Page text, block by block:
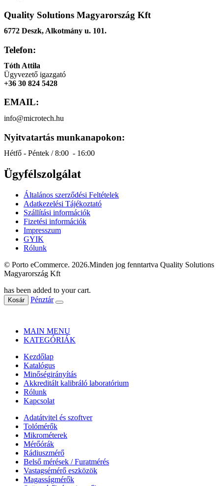
Quality Solutions Magyarország Kft
6772 Deszk, Alkotmány u. 101.
Telefon:
Tóth Attila
Ügyvezető igazgató
+36 30 824 5428
EMAIL:
info@microtech.hu
Nyitvatartás munkanapokon:
Hétfő - Péntek / 8:00 - 16:00
Ügyfélszolgálat
Általános szerződési Feltételek
Adatkezelési Tájékoztató
Szállítási információk
Fizetési információk
Impresszum
GYIK
Rólunk
© Porto eCommerce. 2026.Minden jog fenntartva Quality Solutions
Magyarország Kft
has been added to your cart.
Kosár Pénztár
MAIN MENU
KATEGÓRIÁK
Kezdőlap
Katalógus
Minőségirányítás
Akkreditált kalibráló laboratórium
Rólunk
Kapcsolat
Adatátvitel és szoftver
Tolómérők
Mikrométerek
Mérőórák
Rádiuszmérő
Belső mérések / Furatmérés
Vastagsémérő eszközök
Magasságmérők